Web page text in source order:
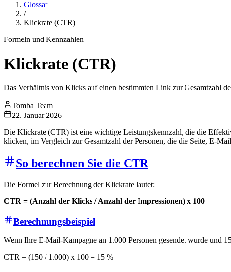
Glossar
/
Klickrate (CTR)
Formeln und Kennzahlen
Klickrate (CTR)
Das Verhältnis von Klicks auf einen bestimmten Link zur Gesamtzahl
Tomba Team
22. Januar 2026
Die Klickrate (CTR) ist eine wichtige Leistungskennzahl, die die
klicken, im Vergleich zur Gesamtzahl der Personen, die die Seite, E-
So berechnen Sie die CTR
Die Formel zur Berechnung der Klickrate lautet:
CTR = (Anzahl der Klicks / Anzahl der Impressionen) x 100
Berechnungsbeispiel
Wenn Ihre E-Mail-Kampagne an 1.000 Personen gesendet wurde und
CTR = (150 / 1.000) x 100 = 15 %